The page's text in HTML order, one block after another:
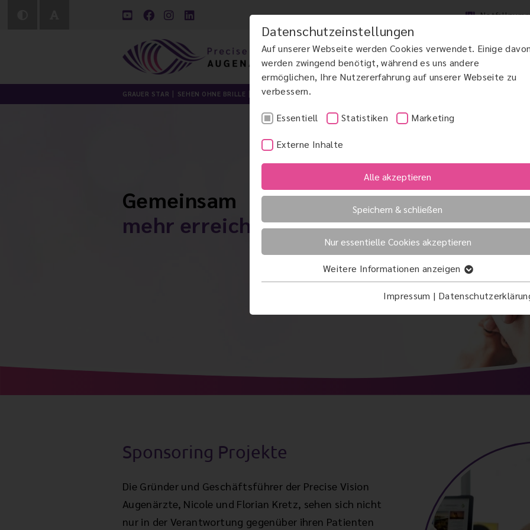
Datenschutzeinstellungen
Auf unserer Webseite werden Cookies verwendet. Einige
werden zwingend benötigt, während es uns andere
ermöglichen, Ihre Nutzererfahrung auf unserer Webseite zu
verbessern.
Essentiell Statistiken Marketing
Externe Inhalte
Alle akzeptieren
Speichern & schließen
Nur essentielle Cookies akzeptieren
Weitere Informationen anzeigen
Impressum |
GRAUER STAR SEHEN OHNE BRILLE LIDCHIRURGIE MAKULAERKRANKUNGEN AMD
Gemeinsam
mehr erreichen
Sponsoring Projekte
Die Gründer und Geschäftsführer der Precise Vision
Augenärzte, Nicole und Florian Kretz, sehen sich nicht
nur in der Verantwortung gegenüber ihren Patienten